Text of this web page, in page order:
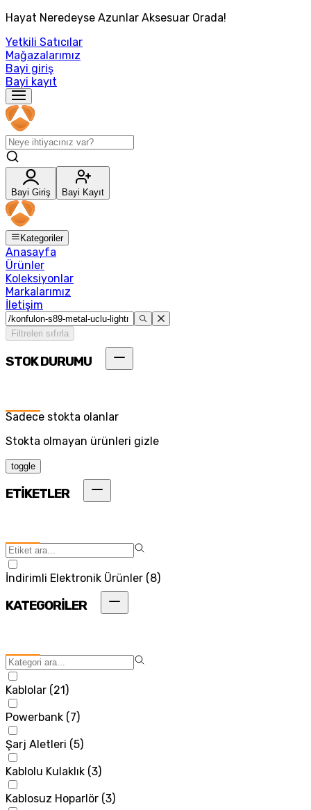
Hayat Neredeyse Azunlar Aksesuar Orada!
Yetkili Satıcılar
Mağazalarımız
Bayi giriş
Bayi kayıt
Bayi Giriş Bayi Kayıt
Kategoriler
Anasayfa
Ürünler
Koleksiyonlar
Markalarımız
İletişim
Filtreleri sıfırla
STOK DURUMU
Sadece stokta olanlar
Stokta olmayan ürünleri gizle
toggle
ETİKETLER
İndirimli Elektronik Ürünler (8)
KATEGORİLER
Kablolar (21)
Powerbank (7)
Şarj Aletleri (5)
Kablolu Kulaklık (3)
Kablosuz Hoparlör (3)